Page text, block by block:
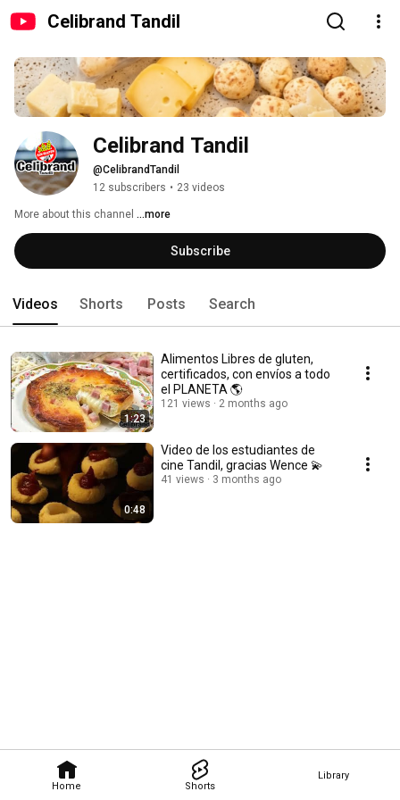
Celibrand Tandil
Home Shorts
Library
Celibrand Tandil
@CelibrandTandil
12 subscribers • 23 videos
More about this channel ...more
Subscribe
Videos Shorts Posts Search
1:23
Alimentos Libres de gluten,
certificados, con envíos a todo
el PLANETA 🌎
121 views 2 months ago
0:48
Video de los estudiantes de
cine Tandil, gracias Wence 💫
41 views 3 months ago